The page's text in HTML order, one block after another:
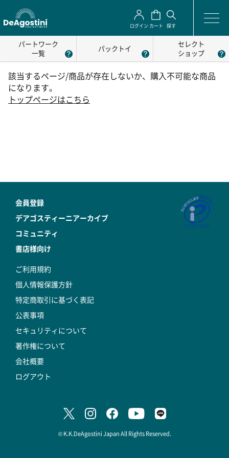
ログイン カート 探す
パートワーク
一覧
パックトイ
セレクト
ショップ
該当するページ/商品が存在しないか、購入不可能な商品
になります。
トップページはこちら
会員登録
デアゴスティーニアーカイブ
コミュニティ
書店様向け
ご利用規約
個人情報保護方針
特定商取引に基づく表記
公表事項
セキュリティについて
著作権について
会社概要
ログアウト
© K.K.DeAgostini Japan All Rights Reserved.